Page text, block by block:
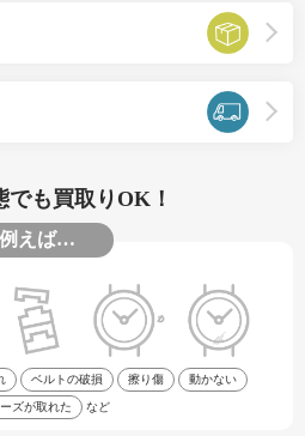
でも買取りOK！
例えば…
ベルトの破損 擦り傷 動かない
ズが取れた など